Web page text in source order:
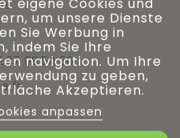
37 99 54 56
um unsere Dienste
Sie Werbung in
indem Sie Ihre
navigation. Um Ihre
zu geben,
Akzeptieren.
anpassen